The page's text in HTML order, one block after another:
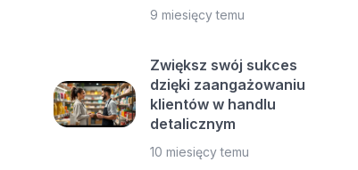
9 miesięcy temu
Zwiększ swój sukces
dzięki zaangażowaniu
klientów w handlu
detalicznym
10 miesięcy temu